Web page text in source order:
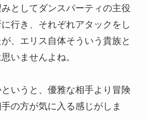
としてダンスパーティの主役
行き、それぞれアタックをし
、エリス自体そういう貴族と
いませんよね。
いうと、優雅な相手より冒険
の方が気に入る感じがしま